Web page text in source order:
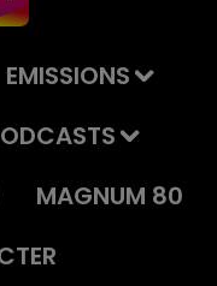
EMISSIONS
MAGNUM 80